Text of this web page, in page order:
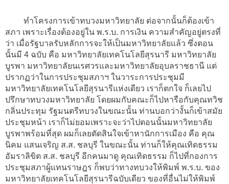
ทำโครงการเข้าทบวงมหาวิทยาลัย ต่อจากนั้นก็ต้องเข้า
สภา เพราะเรื่องต้องอยู่ใน พ.ร.บ. การเงิน ความสำคัญอยู่ตรงที่
ว่า เมื่อรัฐบาลรับหลักการจะให้เป็นมหาวิทยาลัยแล้ว ซึ่งตอน
นั้นมี 4 ฉบับ คือ มหาวิทยาลัยเทคโนโลยีสุรนารี มหาวิทยาลัย
บูรพา มหาวิทยาลัยนเรศวรและมหาวิทยาลัยอุบลราชธานี แต่
ปรากฏว่าในการประชุมสภาฯ ในวาระการประชุมมี
มหาวิทยาลัยเทคโนโลยีสุรนารีแห่งเดียว เราก็ตกใจ ก็เลยไป
ปรึกษาทบวงมหาวิทยาลัย โดยผมกับคณะก็ไปหารือกับคุณทวิช
กลิ่นประทุม รัฐมนตรีทบวงในขณะนั้น ท่านบอกว่างั้นก็เข้าสมัย
ประชุมหน้า เราก็ไม่ยอมเพราะจะว่าไปตอนนั้นมหาวิทยาลัย
บูรพาพร้อมที่สุด ผมก็เลยตัดสินใจเข้าหานักการเมือง คือ คุณ
นิคม แสนเจริญ ส.ส. ชลบุรี ในขณะนั้น ท่านก็ให้คุณเทิดธรรม
อัมราลิขิต ส.ส. ชลบุรี อีกคนมาดู คุณเทิดธรรม ก็ไปที่กองการ
ประชุมสภาผู้แทนราษฎร ก็พบว่าทางทบวงให้พิมพ์ พ.ร.บ. ของ
มหาวิทยาลัยเทคโนโลยีสุรนารีฉบับเดียว ของที่อื่นไม่ให้พิมพ์